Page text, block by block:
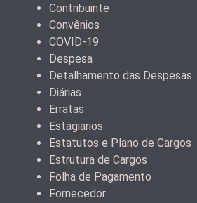
Contribuinte
Convênios
COVID-19
Despesa
Detalhamento das Despesas
Diárias
Erratas
Estágiarios
Estatutos e Plano de Cargos
Estrutura de Cargos
Folha de Pagamento
Fornecedor